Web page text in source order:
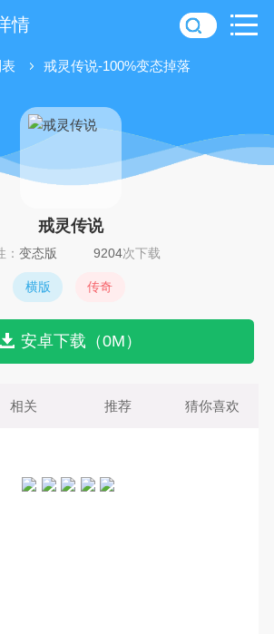
情
戒灵传说-100%变态掉落
戒灵传说
： 变态版 9204次下载
横版 传奇
安卓下载（0M）
相关 推荐 猜你喜欢